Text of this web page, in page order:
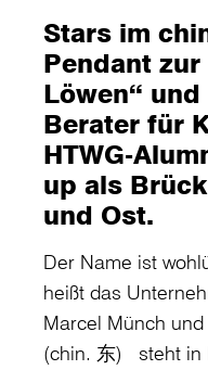
Stars im
Pendant
Löwen“
Berater für
HTWG-
up als
und Ost.
Der Name ist
heißt das
Marcel Münch und
(chin. 东) steht in